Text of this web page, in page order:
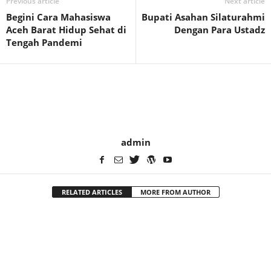
Begini Cara Mahasiswa
Aceh Barat Hidup Sehat di
Tengah Pandemi
Bupati Asahan Silaturahmi
Dengan Para Ustadz
admin
RELATED ARTICLES MORE FROM AUTHOR